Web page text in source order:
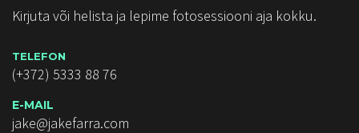
Kirjuta või helista ja lepime fotosessiooni aja kokku.
TELEFON
(+372) 5333 88 76
E-MAIL
jake@jakefarra.com